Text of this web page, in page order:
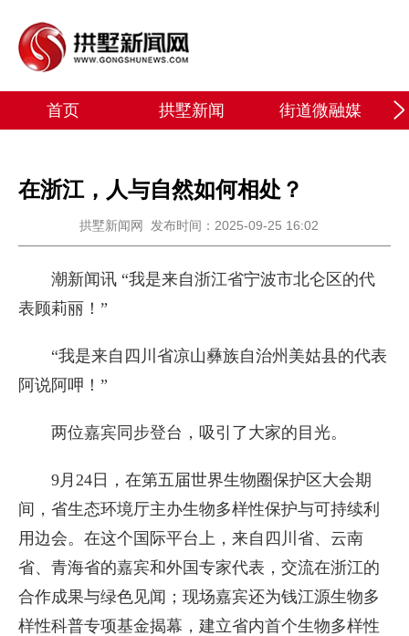
首页 拱墅新闻 街道微融媒
在浙江，人与自然如何相处？
拱墅新闻网 发布时间：2025-09-25 16:02
潮新闻讯 “我是来自浙江省宁波市北仑区的代
表顾莉丽！”
“我是来自四川省凉山彝族自治州美姑县的代表
阿说阿呷！”
两位嘉宾同步登台，吸引了大家的目光。
9月24日，在第五届世界生物圈保护区大会期
间，省生态环境厅主办生物多样性保护与可持续利
用边会。在这个国际平台上，来自四川省、云南
省、青海省的嘉宾和外国专家代表，交流在浙江的
合作成果与绿色见闻；现场嘉宾还为钱江源生物多
样性科普专项基金揭幕，建立省内首个生物多样性